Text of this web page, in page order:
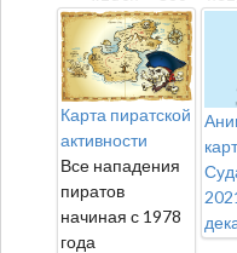
Карта пиратской
активности
Все нападения
пиратов
начиная с 1978
года